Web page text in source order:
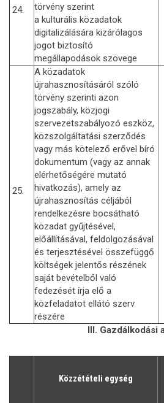
24.
törvény szerint
a kulturális közadatok
digitalizálására kizárólagos
jogot biztosító
megállapodások szövege
25.
A közadatok
újrahasznosításáról szóló
törvény szerinti azon
jogszabály, közjogi
szervezetszabályozó eszköz,
közszolgáltatási szerződés
vagy más kötelező erővel bíró
dokumentum (vagy az annak
elérhetőségére mutató
hivatkozás), amely az
újrahasznosítás céljából
rendelkezésre bocsátható
közadat gyűjtésével,
előállításával, feldolgozásával
és terjesztésével összefüggő
költségek jelentős részének
saját bevételből való
fedezését írja elő a
közfeladatot ellátó szerv
részére
III. Gazdálkodási
Közzétételi egység